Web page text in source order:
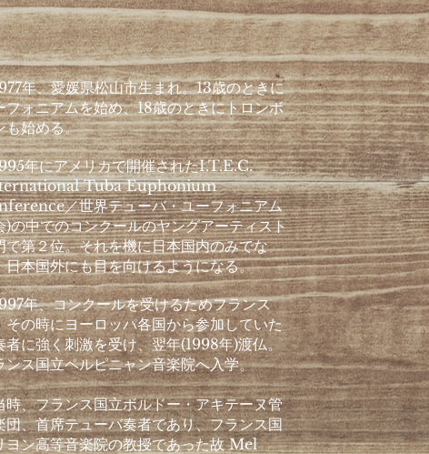
年、愛媛県松山市生まれ。13歳のときに
フォニアムを始め、18歳のときにトロンボ
も始める。
年にアメリカで開催されたI.T.E.C.
Tuba Euphonium
／世界テューバ・ユーフォニアム
)の中でのコンクールのヤングアーティスト
で第２位。それを機に日本国内のみでな
日本国外にも目を向けるようになる。
年、コンクールを受けるためフランス
その時にヨーロッパ各国から参加していた
者に強く刺激を受け、翌年(1998年)渡仏。
ンス国立ペルピニャン音楽院へ入学。
、フランス国立ボルドー・アキテーヌ管
団、首席テューバ奏者であり、フランス国
ヨン高等音楽院の教授であった故 Mel